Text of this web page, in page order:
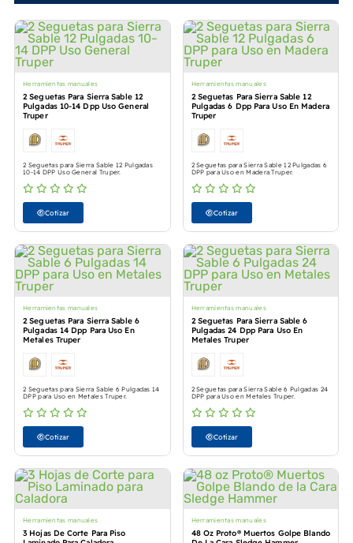
Herramientas manuales
2 Seguetas Para Sierra Sable 12
Pulgadas 10-14 Dpp Uso General
Truper
2 Seguetas para Sierra Sable 12 Pulgadas
10-14 DPP Uso General Truper.
Cotizar
Herramientas manuales
2 Seguetas Para Sierra Sable 12
Pulgadas 6 Dpp Para Uso En Madera
Truper
2 Seguetas para Sierra Sable 12 Pulgadas 6
DPP para Uso en Madera Truper.
Cotizar
Herramientas manuales
2 Seguetas Para Sierra Sable 6
Pulgadas 14 Dpp Para Uso En
Metales Truper
2 Seguetas para Sierra Sable 6 Pulgadas 14
DPP para Uso en Metales Truper.
Cotizar
Herramientas manuales
2 Seguetas Para Sierra Sable 6
Pulgadas 24 Dpp Para Uso En
Metales Truper
2 Seguetas para Sierra Sable 6 Pulgadas 24
DPP para Uso en Metales Truper.
Cotizar
Herramientas manuales
3 Hojas De Corte Para Piso
Herramientas manuales
48 Oz Proto® Muertos Golpe Blando